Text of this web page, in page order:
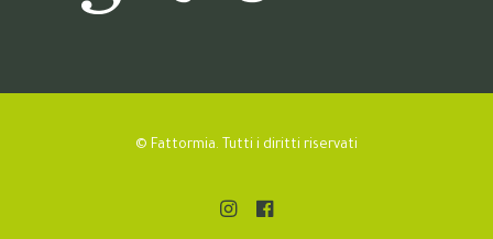
© Fattormia. Tutti i diritti riservati